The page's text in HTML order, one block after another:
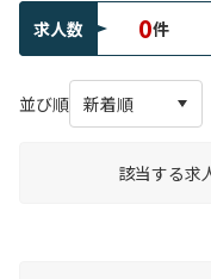
求人数 0件
並び順
該当する求